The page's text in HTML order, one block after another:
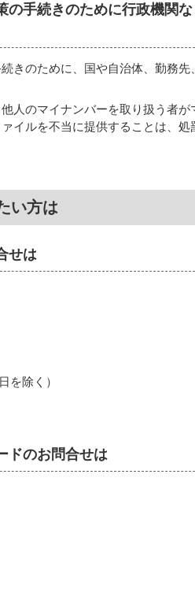
手続きのために行政機関
きのために、国や自治体、勤務先
人のマイナンバーを取り扱う者が
イルを不当に提供することは、処
い方は
せは
を除く）
ドのお問合せは